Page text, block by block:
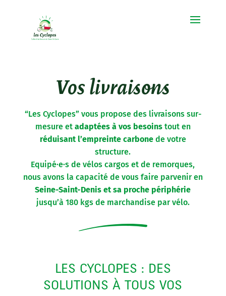
Vos livraisons
“Les Cyclopes” vous propose des livraisons sur-
mesure et adaptées à vos besoinstout en
réduisant l’empreinte carbonede votre
structure.
Equipé·e·s de vélos cargos et de remorques,
nous avons la capacité de vous faire parvenir en
Seine-Saint-Denis et sa proche périphérie
jusqu’à 180 kgs de marchandise par vélo.
LES CYCLOPES : DES
SOLUTIONS À TOUS VOS